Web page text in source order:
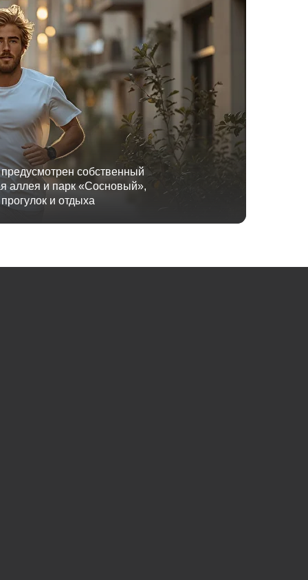
собственный
аллея и парк «Сосновый»,
и отдыха